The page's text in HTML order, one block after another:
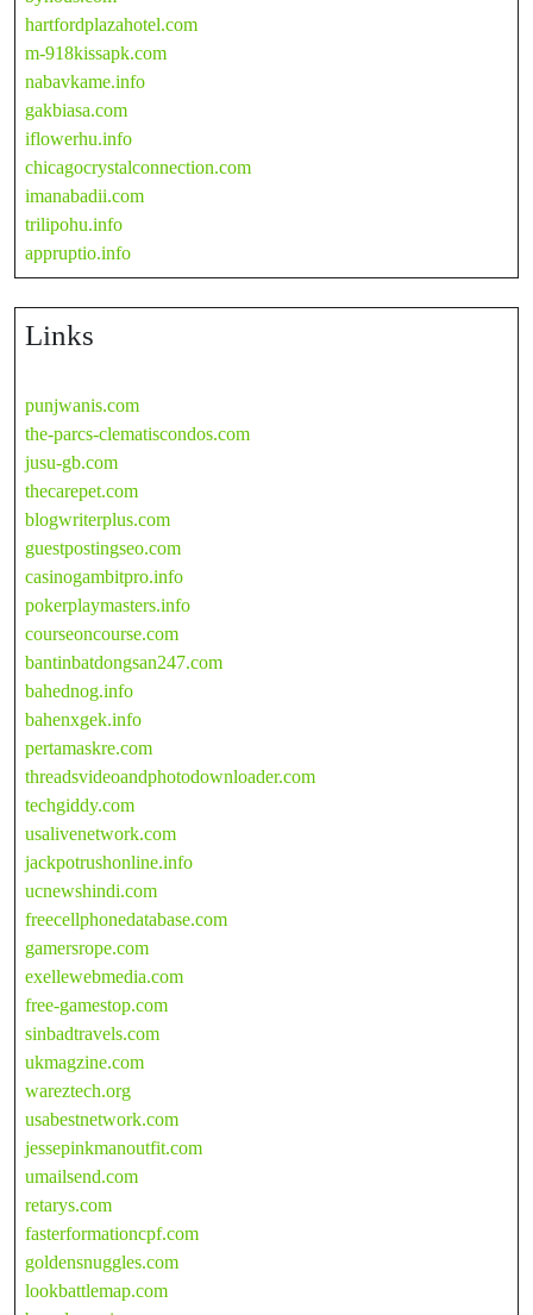
hartfordplazahotel.com
m-918kissapk.com
nabavkame.info
gakbiasa.com
iflowerhu.info
chicagocrystalconnection.com
imanabadii.com
trilipohu.info
appruptio.info
Links
punjwanis.com
the-parcs-clematiscondos.com
jusu-gb.com
thecarepet.com
blogwriterplus.com
guestpostingseo.com
casinogambitpro.info
pokerplaymasters.info
courseoncourse.com
bantinbatdongsan247.com
bahednog.info
bahenxgek.info
pertamaskre.com
threadsvideoandphotodownloader.com
techgiddy.com
usalivenetwork.com
jackpotrushonline.info
ucnewshindi.com
freecellphonedatabase.com
gamersrope.com
exellewebmedia.com
free-gamestop.com
sinbadtravels.com
ukmagzine.com
wareztech.org
usabestnetwork.com
jessepinkmanoutfit.com
umailsend.com
retarys.com
fasterformationcpf.com
goldensnuggles.com
lookbattlemap.com